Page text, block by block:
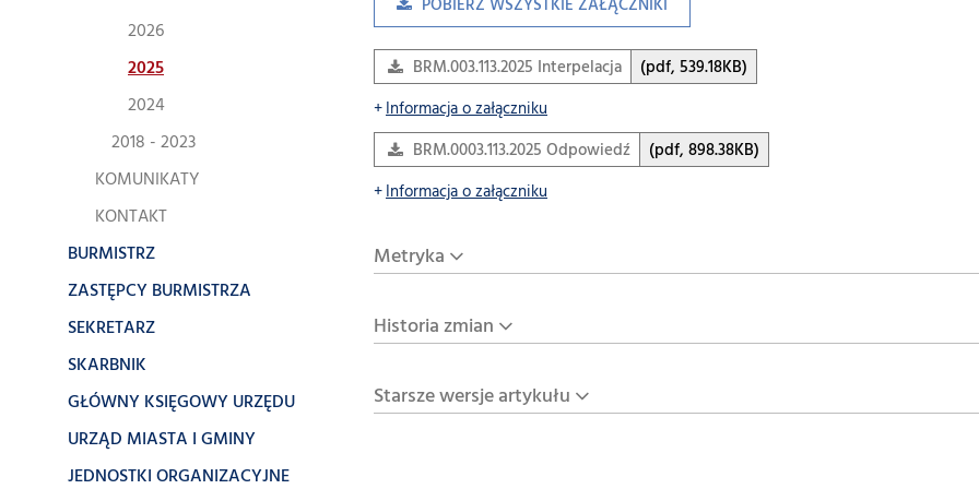
2026
2025
2024
2018 - 2023
KOMUNIKATY
KONTAKT
BURMISTRZ
ZASTĘPCY BURMISTRZA
SEKRETARZ
SKARBNIK
GŁÓWNY KSIĘGOWY URZĘDU
URZĄD MIASTA I GMINY
JEDNOSTKI ORGANIZACYJNE
POBIERZ WSZYSTKIE ZAŁĄCZNIKI
BRM.003.113.2025 Interpelacja
(pdf, 539.18KB)
Informacja o załączniku
BRM.0003.113.2025 Odpowiedź
(pdf, 898.38KB)
Informacja o załączniku
Metryka
Historia zmian
Starsze wersje artykułu